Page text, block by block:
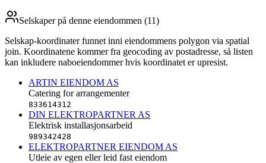
Selskaper på denne eiendommen (11)
Selskap-koordinater funnet inni eiendommens polygon via spatial
join. Koordinatene kommer fra geocoding av postadresse, så listen
kan inkludere naboeiendommer hvis koordinatet er upresist.
ARTIN EIENDOM AS
Catering for arrangementer
833614312
DIN ELEKTROPARTNER AS
Elektrisk installasjonsarbeid
989342428
ELEKTROPARTNER EIENDOM AS
Utleie av egen eller leid fast eiendom